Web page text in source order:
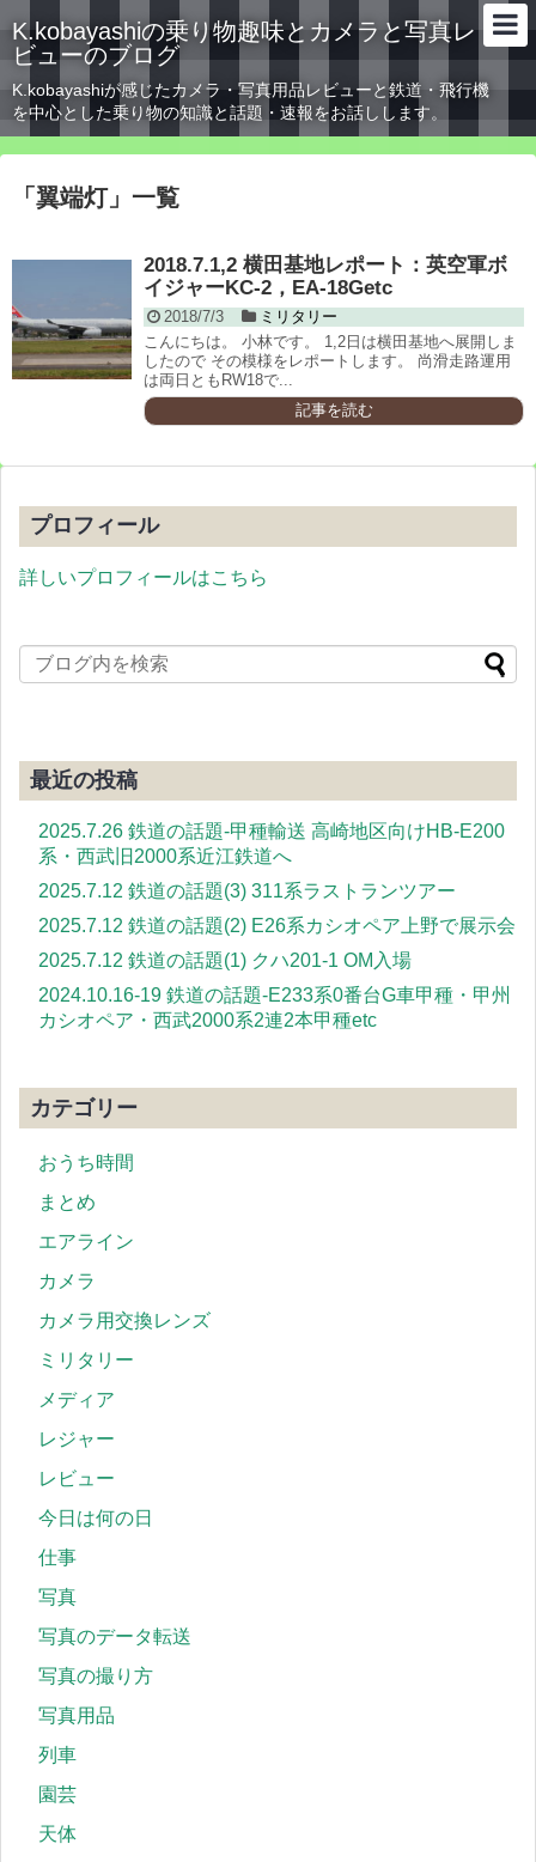
K.kobayashiの乗り物趣味とカメラと写真レ
ビューのブログ
K.kobayashiが感じたカメラ・写真用品レビューと鉄道・飛行機
を中心とした乗り物の知識と話題・速報をお話しします。
「 翼端灯」 一覧
2018.7.1,2 横田基地レポート：英空軍ボ
イジャーKC-2，EA-18Getc
2018/7/3
ミリタリー
こんにちは。 小林です。 1,2日は横田基地へ展開しま
したので その模様をレポートします。 尚滑走路運用
は両日ともRW18で...
記事を読む
プロフィール
詳しいプロフィールはこちら
最近の投稿
2025.7.26 鉄道の話題-甲種輸送 高崎地区向けHB-E200
系・西武旧2000系近江鉄道へ
2025.7.12 鉄道の話題(3) 311系ラストランツアー
2025.7.12 鉄道の話題(2) E26系カシオペア上野で展示会
2025.7.12 鉄道の話題(1) クハ201-1 OM入場
2024.10.16-19 鉄道の話題-E233系0番台G車甲種・甲州
カシオペア・西武2000系2連2本甲種etc
カテゴリー
おうち時間
まとめ
エアライン
カメラ
カメラ用交換レンズ
ミリタリー
メディア
レジャー
レビュー
今日は何の日
仕事
写真
写真のデータ転送
写真の撮り方
写真用品
列車
園芸
天体